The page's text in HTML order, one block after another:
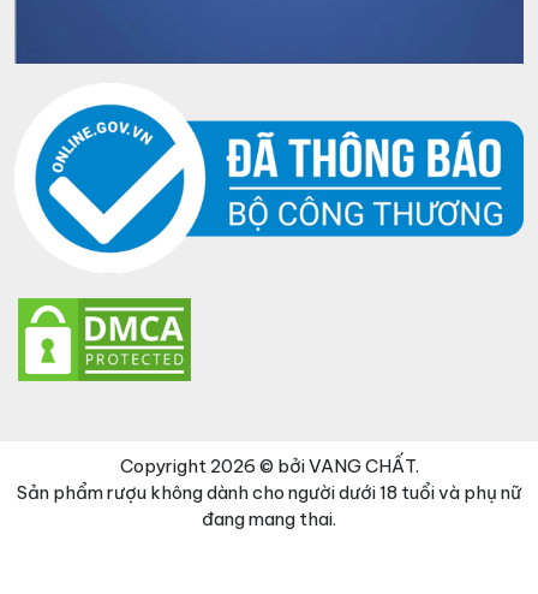
Copyright 2026 © bởi VANG CHẤT.
Sản phẩm rượu không dành cho người dưới 18 tuổi và phụ nữ
đang mang thai.